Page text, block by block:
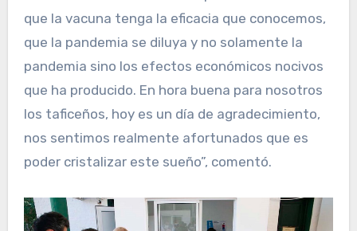
que la vacuna tenga la eficacia que conocemos,
que la pandemia se diluya y no solamente la
pandemia sino los efectos económicos nocivos
que ha producido. En hora buena para nosotros
los taficeños, hoy es un día de agradecimiento,
nos sentimos realmente afortunados que es
poder cristalizar este sueño”, comentó.